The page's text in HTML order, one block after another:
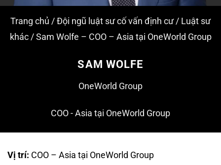
Trang chủ /Đội ngũ luật sư cố vấn định cư/ Luật sư
khác /Sam Wolfe – COO – Asia tại OneWorld Group
SAM WOLFE
OneWorld Group
COO - Asia tại OneWorld Group
Vị trí: COO – Asia tại OneWorld Group